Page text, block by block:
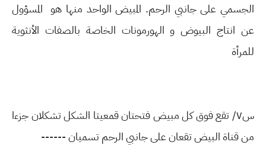
الجسمي على جانبي الرحم. المبيض الواحد منها هو المسؤول
عن انتاج البيوض و الهورمونات الخاصة بالصفات الأنثوية
للمرأة
س٧/ تقع فوق كل مبيض فتحتان قمعيتا الشكل تشكلان جزءا
من قناة البيض تقعان على جانبي الرحم تسميان ------